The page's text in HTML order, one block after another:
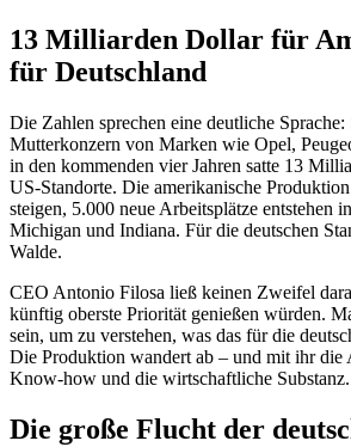
13 Milliarden Dollar für
für Deutschland
Die Zahlen sprechen eine deutliche Sprache:
Mutterkonzern von Marken wie Opel,
in den kommenden vier Jahren satte 13
US-Standorte. Die amerikanische
steigen, 5.000 neue Arbeitsplätze entstehen
Michigan und Indiana. Für die deutschen
Walde.
CEO Antonio Filosa ließ keinen Zweifel
künftig oberste Priorität genießen würden.
sein, um zu verstehen, was das für die
Die Produktion wandert ab – und mit ihr die
Know-how und die wirtschaftliche Substanz.
Die große Flucht der